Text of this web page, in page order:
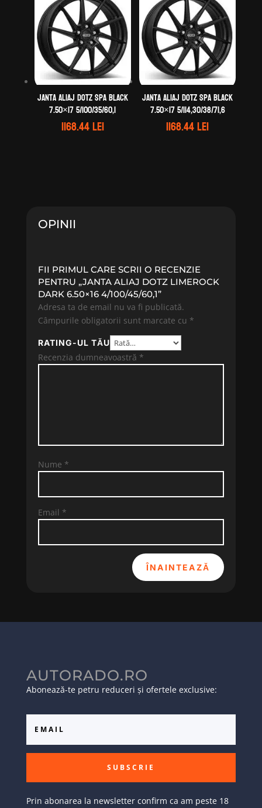
Janta aliaj DOTZ Spa black
7.50×17 5/100/35/60,1
1168.44lei
Janta aliaj DOTZ Spa black
7.50×17 5/114,30/38/71,6
1168.44lei
OPINII
FII PRIMUL CARE SCRII O RECENZIE
PENTRU „JANTA ALIAJ DOTZ LIMEROCK
DARK 6.50×16 4/100/45/60,1”
Adresa ta de email nu va fi publicată.
Câmpurile obligatorii sunt marcate cu *
RATING-UL TĂU
Recenzia dumneavoastră *
Nume *
Email *
ÎNAINTEAZĂ
AUTORADO.RO
Abonează-te petru reduceri și ofertele exclusive:
SUBSCRIE
Prin abonarea la newsletter confirm ca am peste 18